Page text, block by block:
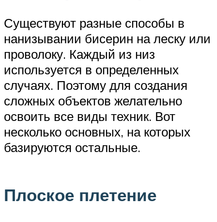
Существуют разные способы в
нанизывании бисерин на леску или
проволоку. Каждый из низ
используется в определенных
случаях. Поэтому для создания
сложных объектов желательно
освоить все виды техник. Вот
несколько основных, на которых
базируются остальные.
Плоское плетение